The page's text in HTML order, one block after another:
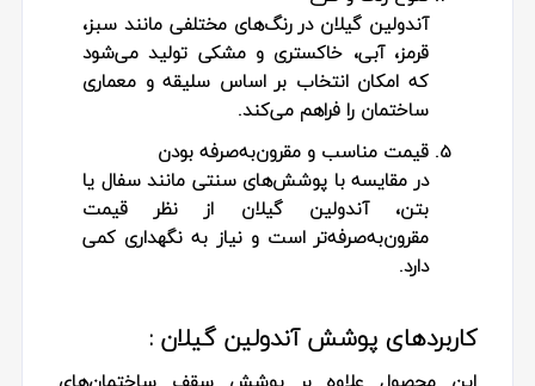
آندولین گیلان در رنگ‌های مختلفی مانند سبز،
قرمز، آبی، خاکستری و مشکی تولید می‌شود
که امکان انتخاب بر اساس سلیقه و معماری
ساختمان را فراهم می‌کند.
قیمت مناسب و مقرون‌به‌صرفه بودن
در مقایسه با پوشش‌های سنتی مانند سفال یا
بتن،آندولین گیلان از نظر قیمت
مقرون‌به‌صرفه‌تر است و نیاز به نگهداری کمی
دارد.
کاربردهای پوشش آندولین گیلان :